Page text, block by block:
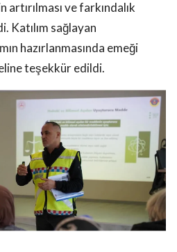
ve farkındalık
Katılım sağlayan
hazırlanmasında emeği
teşekkür edildi.